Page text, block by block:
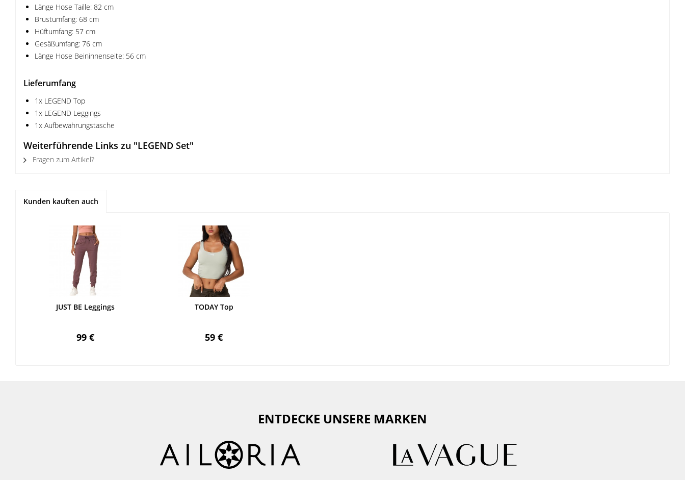
Länge Hose Taille: 82 cm
Brustumfang: 68 cm
Hüftumfang: 57 cm
Gesäßumfang: 76 cm
Länge Hose Beininnenseite: 56 cm
Lieferumfang
1x LEGEND Top
1x LEGEND Leggings
1x Aufbewahrungstasche
Weiterführende Links zu "LEGEND Set"
Fragen zum Artikel?
Kunden kauften auch
JUST BE Leggings
99 €
TODAY Top
59 €
ENTDECKE UNSERE MARKEN